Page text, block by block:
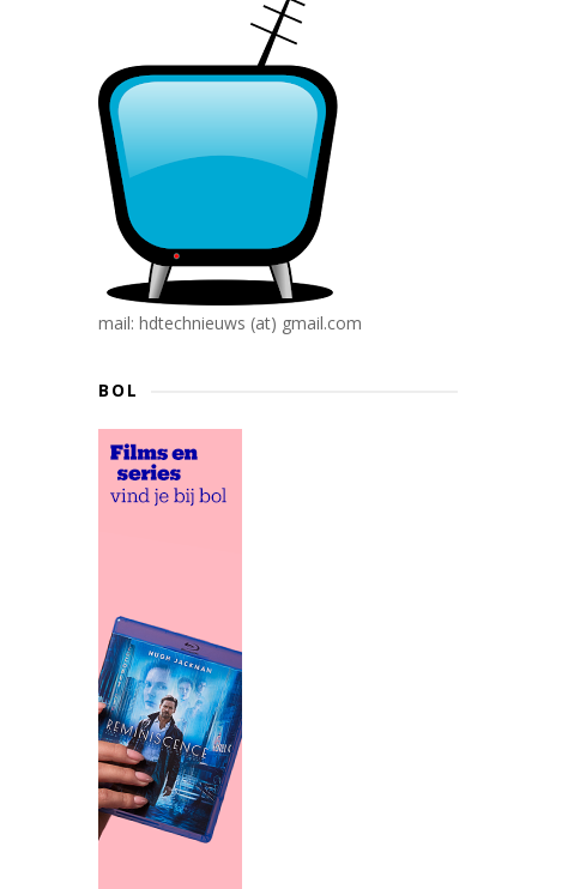
mail: hdtechnieuws (at) gmail.com
BOL